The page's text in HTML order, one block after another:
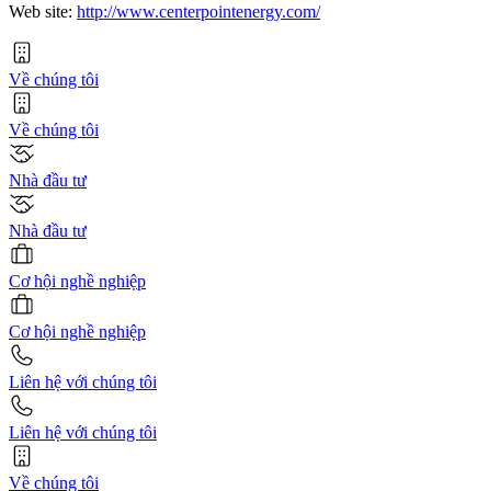
Web site: http://www.centerpointenergy.com/
Về chúng tôi
Về chúng tôi
Nhà đầu tư
Nhà đầu tư
Cơ hội nghề nghiệp
Cơ hội nghề nghiệp
Liên hệ với chúng tôi
Liên hệ với chúng tôi
Về chúng tôi